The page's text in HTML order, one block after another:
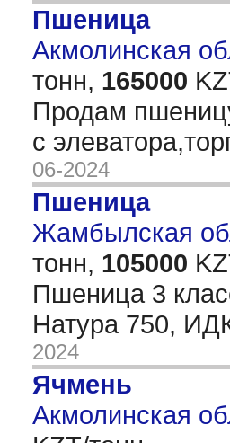
Пшеница
Акмолинская
тонн, 165000
Продам
с
06-2024
Пшеница
Жамбылская
тонн, 105000
Пшеница 3
Натура 750,
2024
Ячмень
Акмолинская